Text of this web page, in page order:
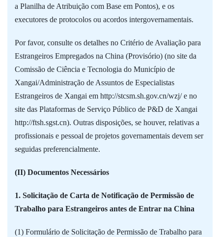
a Planilha de Atribuição com Base em Pontos), e os
executores de protocolos ou acordos intergovernamentais.
Por favor, consulte os detalhes no Critério de Avaliação para
Estrangeiros Empregados na China (Provisório) (no site da
Comissão de Ciência e Tecnologia do Município de
Xangai/Administração de Assuntos de Especialistas
Estrangeiros de Xangai em http://stcsm.sh.gov.cn/wzj/ e no
site das Plataformas de Serviço Público de P&D de Xangai
http://ftsh.sgst.cn). Outras disposições, se houver, relativas a
profissionais e pessoal de projetos governamentais devem ser
seguidas preferencialmente.
(II) Documentos Necessários
1. Solicitação de Carta de Notificação de Permissão de
Trabalho para Estrangeiros antes de Entrar na China
(1) Formulário de Solicitação de Permissão de Trabalho para